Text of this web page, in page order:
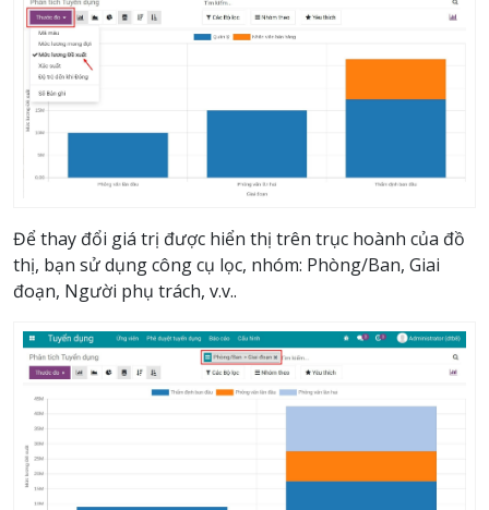
Để thay đổi giá trị được hiển thị trên trục hoành của đồ
thị, bạn sử dụng công cụ lọc, nhóm: Phòng/Ban, Giai
đoạn, Người phụ trách, v.v..